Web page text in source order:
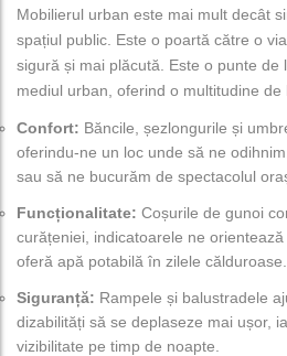
Mobilierul urban este mai mult decât
spațiul public. Este o poartă către o
sigură și mai plăcută. Este o punte de
mediul urban, oferind o multitudine de
Confort: Băncile, șezlongurile și
oferindu-ne un loc unde să ne
sau să ne bucurăm de spectacolul
Funcționalitate: Coșurile de gunoi
curățeniei, indicatoarele ne
oferă apă potabilă în zilele călduroase.
Siguranță: Rampele și balustradele
dizabilități să se deplaseze mai ușor,
vizibilitate pe timp de noapte.